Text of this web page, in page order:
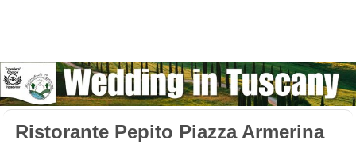
Ristorante Pepito Piazza Armerina